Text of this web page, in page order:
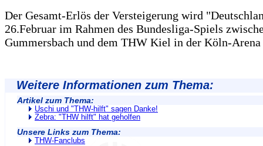
Der Gesamt-Erlös der Versteigerung wird
26.Februar im Rahmen des Bundesliga-Spiels
Gummersbach und dem THW Kiel in der Köln-Arena
Weitere Informationen zum Thema:
Artikel zum Thema:
Uschi und "THW-hilft" sagen Danke!
Zebra: "THW hilft" hat geholfen
Unsere Links zum Thema:
THW-Fanclubs